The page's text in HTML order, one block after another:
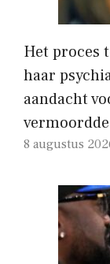
Het proces
haar
aandacht
vermoordde
8 augustus